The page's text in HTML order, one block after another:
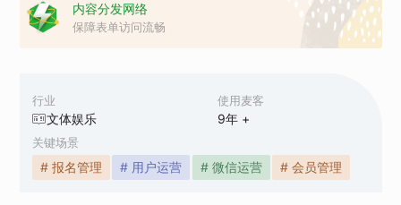
行业
文体娱乐
使用麦客
9年 +
关键场景
# 报名管理 # 用户运营 # 微信运营 # 会员管理
内容分发网络
保障表单访问流畅